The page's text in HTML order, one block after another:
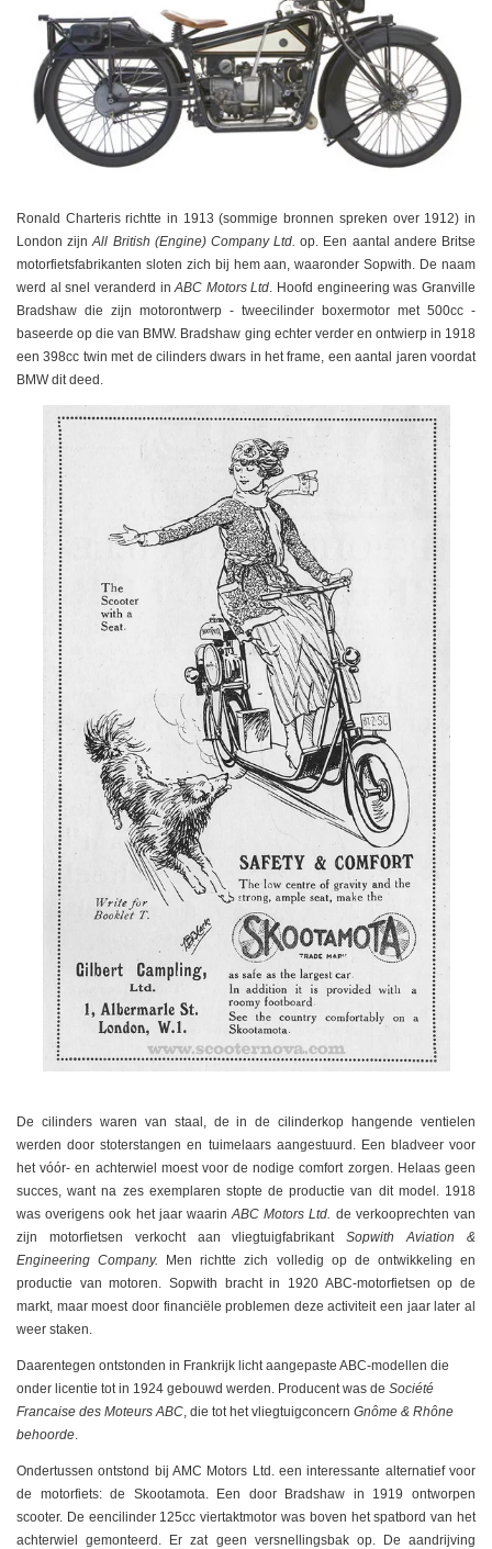
Ronald Charteris richtte in 1913 (sommige bronnen spreken over 1912) in
London zijnAll British (Engine) Company Ltd. op. Een aantal andere Britse
motorfietsfabrikanten sloten zich bij hem aan, waaronder Sopwith. De naam
werd al snel veranderd inABC Motors Ltd. Hoofd engineering was Granville
Bradshaw die zijn motorontwerp - tweecilinder boxermotor met 500cc -
baseerde op die van BMW. Bradshaw ging echter verder en ontwierp in 1918
een 398cc twin met de cilinders dwars in het frame, een aantal jaren voordat
BMW dit deed.
De cilinders waren van staal, de in de cilinderkop hangende ventielen
werden door stoterstangen en tuimelaars aangestuurd. Een bladveer voor
het vóór- en achterwiel moest voor de nodige comfort zorgen. Helaas geen
succes, want na zes exemplaren stopte de productie van dit model. 1918
was overigens ook het jaar waarinABC Motors Ltd. de verkooprechten van
zijn motorfietsen verkocht aan vliegtuigfabrikantSopwith Aviation &
Engineering Company. Men richtte zich volledig op de ontwikkeling en
productie van motoren. Sopwith bracht in 1920 ABC-motorfietsen op de
markt, maar moest door financiële problemen deze activiteit een jaar later al
weer staken.
Daarentegen ontstonden in Frankrijk licht aangepaste ABC-modellen die
onder licentie tot in 1924 gebouwd werden. Producent was de Société
Francaise des Moteurs ABC , die tot het vliegtuigconcern Gnôme & Rhône
behoorde
Ondertussen ontstond bij AMC Motors Ltd. een interessante alternatief voor
de motorfiets: de Skootamota. Een door Bradshaw in 1919 ontworpen
scooter. De eencilinder 125cc viertaktmotor was boven het spatbord van het
achterwiel gemonteerd. Er zat geen versnellingsbak op. De aandrijving